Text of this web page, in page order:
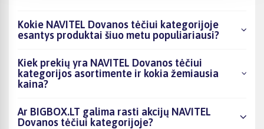
Kokie NAVITEL Dovanos tėčiui kategorijoje
esantys produktai šiuo metu populiariausi?
Kiek prekių yra NAVITEL Dovanos tėčiui
kategorijos asortimente ir kokia žemiausia
kaina?
Ar BIGBOX.LT galima rasti akcijų NAVITEL
Dovanos tėčiui kategorijoje?